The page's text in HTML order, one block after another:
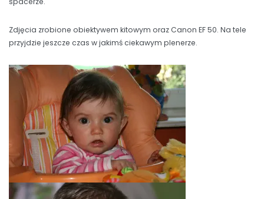
Zdjęcia zrobione obiektywem kitowym oraz Canon EF 50. Na tele
przyjdzie jeszcze czas w jakimś ciekawym plenerze.